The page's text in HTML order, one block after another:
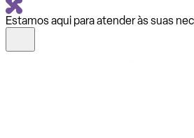
Estamos aqui para atender às suas